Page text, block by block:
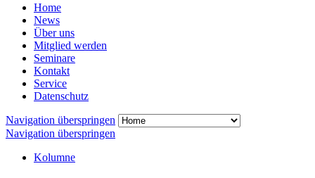
Home
News
Über uns
Mitglied werden
Seminare
Kontakt
Service
Datenschutz
Navigation überspringen
Navigation überspringen
Kolumne